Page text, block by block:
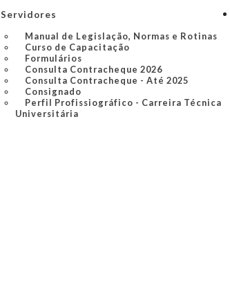
Servidores
Manual de Legislação, Normas e Rotinas
Curso de Capacitação
Formulários
Consulta Contracheque 2026
Consulta Contracheque - Até 2025
Consignado
Perfil Profissiográfico - Carreira Técnica
Universitária